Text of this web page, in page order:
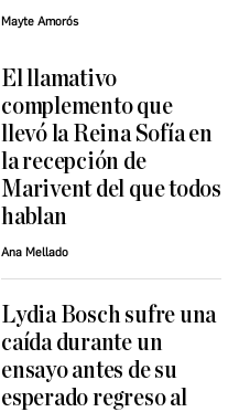
Mayte Amorós
El llamativo
complemento que
llevó la Reina Sofía en
la recepción de
Marivent del que todos
hablan
Ana Mellado
Lydia Bosch sufre una
caída durante un
ensayo antes de su
esperado regreso al